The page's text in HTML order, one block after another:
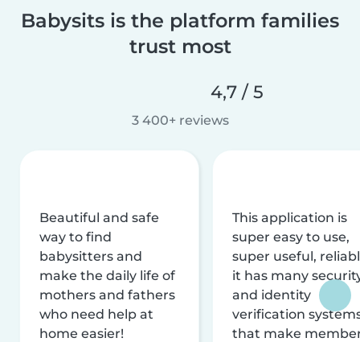
Babysits is the platform families
trust most
4,7 / 5
3 400+ reviews
Beautiful and safe
way to find
babysitters and
make the daily life of
mothers and fathers
who need help at
home easier!
This application is
super easy to use,
super useful,
it has many
and identity
verification
that make